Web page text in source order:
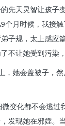
先天灵智让孩
月时候，我接
规，太上感应
让她受到污染
她会盖被子，
变化都不会逃
发现她在邪婬